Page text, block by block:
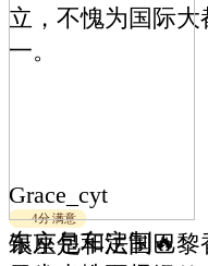
东京包车定制🔥
立，不愧为国际
一。
Grace_cyt
4分满意
银座是和法国巴黎